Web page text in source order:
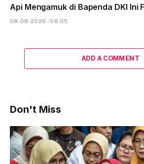
Api Mengamuk di Bapenda DKI Ini
08-08-2026 - 08.05
ADD A COMMENT
Don't Miss